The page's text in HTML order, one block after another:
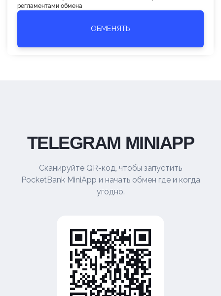
регламентами обмена
ОБМЕНЯТЬ
TELEGRAM MINIAPP
Сканируйте QR-код, чтобы запустить
PocketBank MiniApp и начать обмен где и когда
угодно.